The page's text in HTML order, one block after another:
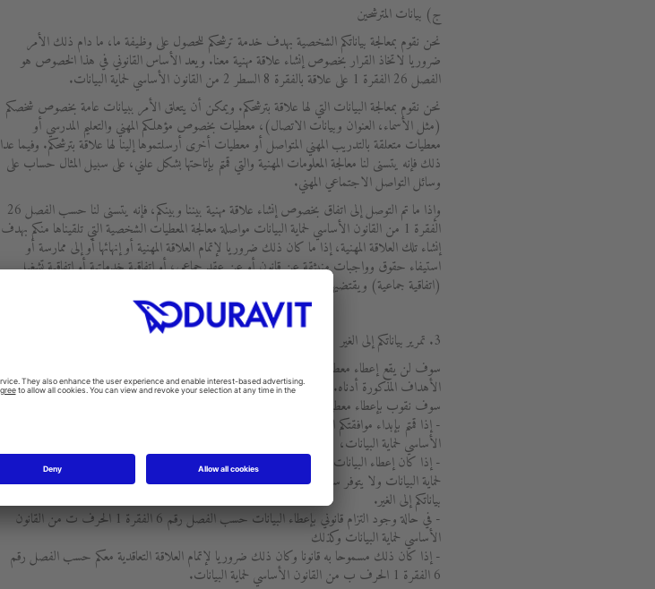
ج) بيانات المترشحين
نحن نقوم بمعالجة بياناتكم الشخصية بهدف خدمة ترشحكم للحصول على وظيفة ما، ما دام ذلك الأمر
ضروريا لاتخاذ القرار بخصوص إنشاء علاقة مهنية معنا. ويعد الأساس القانوني في هذا الخصوص هو
الفصل 26 الفقرة 1 على علاقة بالفقرة 8 السطر 2 من القانون الأساسي لحماية البيانات.
نحن نقوم بمعالجة البيانات التي لها علاقة بترشحكم. ويمكن أن يتعلق الأمر ببيانات عامة بخصوص شخصكم
(مثل الأسماء، العنوان وبيانات الاتصال)، معطيات بخصوص مؤهلكم المهني والتعليم المدرسي أو
معطيات متعلقة بالتدريب المهني المتواصل أو معطيات أخرى أرسلتموها إلينا لها علاقة بترشحكم. وفيما عدا
ذلك فإنه يتسنى لنا معالجة المعلومات المهنية والتي قمتم بإتاحتها بشكل علني، على سبيل المثال حساب على
وسائل التواصل الاجتماعي المهني.
وإذا ما تم التوصل إلى اتفاق بخصوص إنشاء علاقة مهنية بيننا وبينكم، فإنه يتسنى لنا حسب الفصل 26
الفقرة 1 من القانون الأساسي لحماية البيانات مواصلة معالجة المعطيات الشخصية التي تلقيناها منكم بهدف
إنشاء تلك العلاقة المهنية، إذا ما كان ذلك ضروريا لإتمام العلاقة المهنية أو إنهائها أو إلى ممارسة أو
استيفاء حقوق وواجبات منبثقة عن قانون أو عن عقد جماعي، أو اتفاقية خدماتية أو اتفاقية تشغيل
(اتفاقية جماعية) ويقتضيها تمثيل مصالح الموظف.
3. تمرير بياناتكم إلى الغير
سوف لن يقع إعطاء معطياتكم الشخصية إلى الغير أي إلى أشخاص آخرين لأهداف أخرى بخلاف
الأهداف المذكورة أدناه.
سوف نقوب بإعطاء معطياتكم الشخصية إلى الغير فقط في الحالات التالية:
الأساسي لحماية البيانات،
- إذا كان إعطاء البيانات ضروريا حسب الفصل رقم 6 الفقرة 1 الحرف ف من القانون الأساسي
لحماية البيانات ولا يتوفر سبب للافتراض بأن لديكم مصلحة راجحة تستحق الحماية من خلال عدم تمرير
بياناتكم إلى الغير.
- في حالة وجود التزام قانوني بإعطاء البيانات حسب الفصل رقم 6 الفقرة 1 الحرف ت من القانون
الأساسي لحماية البيانات وكذلك
- إذا كان ذلك مسموحا به قانونا وكان ذلك ضروريا لإتمام العلاقة التعاقدية معكم حسب الفصل رقم
6 الفقرة 1 الحرف ب من القانون الأساسي لحماية البيانات.